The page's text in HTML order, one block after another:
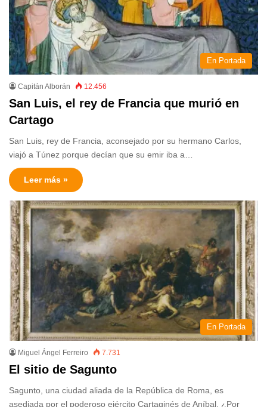
En Portada
Capitán Alborán 12.456
San Luis, el rey de Francia que murió en
Cartago
San Luis, rey de Francia, aconsejado por su hermano Carlos,
viajó a Túnez porque decían que su emir iba a…
Leer más »
En Portada
Miguel Ángel Ferreiro 7.731
El sitio de Sagunto
Sagunto, una ciudad aliada de la República de Roma, es
asediada por el poderoso ejército Cartaginés de Aníbal. ¿Por